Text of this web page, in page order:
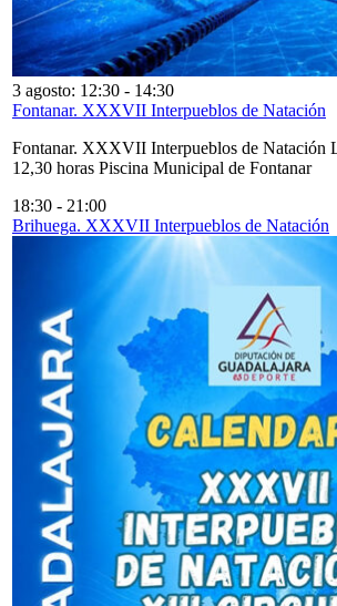
3 agosto: 12:30 - 14:30
Fontanar. XXXVII Interpueblos de Natación
Fontanar. XXXVII Interpueblos de Natación
12,30 horas Piscina Municipal de Fontanar
18:30 - 21:00
Brihuega. XXXVII Interpueblos de Natación